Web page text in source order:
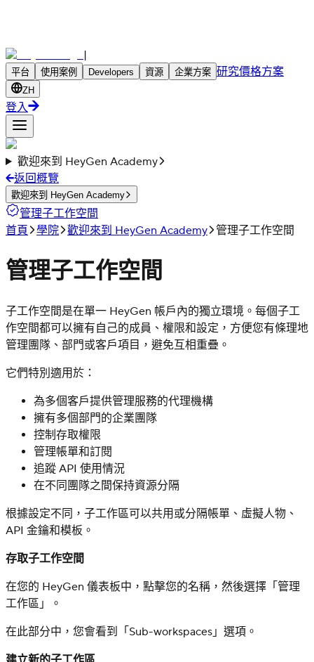
|
平台 使用案例 Developers 資源 企業方案 研究價格方案
ZH
登入
歡迎來到 HeyGen Academy
返回概覽
歡迎來到 HeyGen Academy
管理子工作空間
首頁
學院 歡迎來到 HeyGen Academy 管理子工作空間
管理子工作空間
子工作空間是在單一 HeyGen 帳戶內的獨立環境。每個子工
作空間都可以擁有自己的成員、權限和設定，方便您有條理地
管理團隊、部門或客戶項目，避免互相重疊。
它們特別適用於：
為多個客戶提供管理服務的代理機構
擁有多個部門的企業團隊
控制存取權限
管理帳單和訂閱
追蹤 API 使用情況
在不同團隊之間保持資源分隔
根據設定不同，子工作區可以共用或分隔帳單、虛擬人物、
API 金鑰和模板。
存取子工作空間
在您的 HeyGen 儀表板中，點擊您的名稱，然後選擇「管理
工作區」。
在此部分中，您會看到「Sub-workspaces」選項。